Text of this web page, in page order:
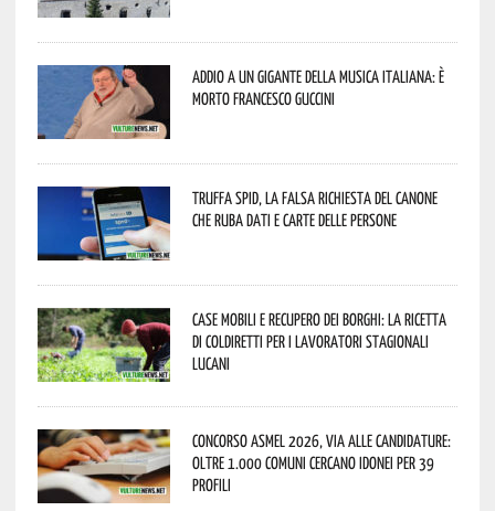
Addio a un gigante della musica italiana: è
morto Francesco Guccini
Truffa Spid, la falsa richiesta del canone
che ruba dati e carte delle persone
Case mobili e recupero dei borghi: la ricetta
di Coldiretti per i lavoratori stagionali
lucani
Concorso Asmel 2026, via alle candidature:
oltre 1.000 Comuni cercano idonei per 39
profili